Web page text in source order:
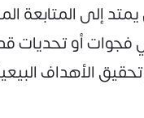
إلى المتابعة
أو تحديات
الأهداف